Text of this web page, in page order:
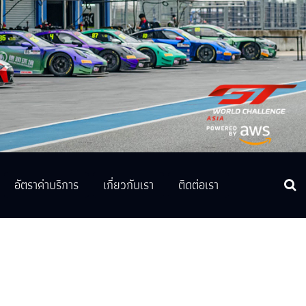
อัตราค่าบริการ เกี่ยวกับเรา ติดต่อเรา